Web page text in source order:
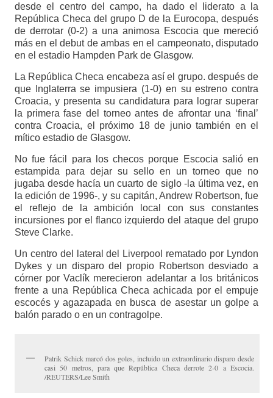
desde el centro del campo, ha dado el liderato a la
República Checa del grupo D de la Eurocopa, después
de derrotar (0-2) a una animosa Escocia que mereció
más en el debut de ambas en el campeonato, disputado
en el estadio Hampden Park de Glasgow.
La República Checa encabeza así el grupo. después de
que Inglaterra se impusiera (1-0) en su estreno contra
Croacia, y presenta su candidatura para lograr superar
la primera fase del torneo antes de afrontar una ‘final’
contra Croacia, el próximo 18 de junio también en el
mítico estadio de Glasgow.
No fue fácil para los checos porque Escocia salió en
estampida para dejar su sello en un torneo que no
jugaba desde hacía un cuarto de siglo -la última vez, en
la edición de 1996-, y su capitán, Andrew Robertson, fue
el reflejo de la ambición local con sus constantes
incursiones por el flanco izquierdo del ataque del grupo
Steve Clarke.
Un centro del lateral del Liverpool rematado por Lyndon
Dykes y un disparo del propio Robertson desviado a
córner por Vaclík merecieron adelantar a los británicos
frente a una República Checa achicada por el empuje
escocés y agazapada en busca de asestar un golpe a
balón parado o en un contragolpe.
Patrik Schick marcó dos goles, incluido un extraordinario disparo desde
casi 50 metros, para que República Checa derrote 2-0 a Escocia.
/REUTERS/Lee Smith